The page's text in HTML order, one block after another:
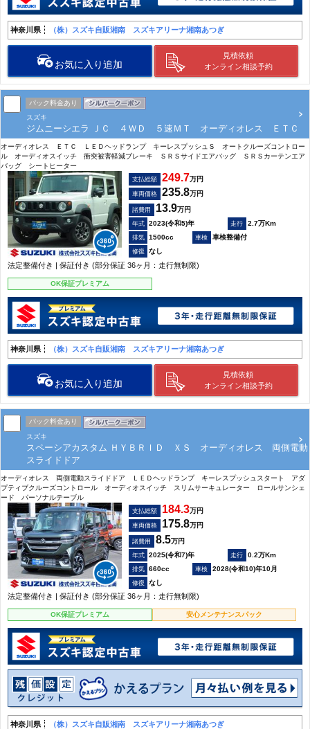
神奈川県 （株）スズキ自販湘南 スズキアリーナ湘南あつぎ
お気に入り追加
見積依頼
オンライン相談予約
パック料金あり
スズキ
ジムニーシエラ ＪＣ ４ＷＤ ５速ＭＴ オーディオレス ＥＴＣ
オーディオレス ＥＴＣ ＬＥＤヘッドランプ キーレスプッシュＳ オートクルーズコントロー
ル オーディオスイッチ 衝突被害軽減ブレーキ ＳＲＳサイドエアバッグ ＳＲＳカーテンエア
バッグ シートヒーター
支払総額 249.7万円
車両価格 235.8万円
諸費用 13.9万円
2023(令和5)年
2.7万Km
1500cc
車検整備付
なし
法定整備付き | 保証付き (部分保証 36ヶ月：走行無制限)
OK保証プレミアム
神奈川県 （株）スズキ自販湘南 スズキアリーナ湘南あつぎ
お気に入り追加
見積依頼
オンライン相談予約
パック料金あり
スズキ
スペーシアカスタム ＨＹＢＲＩＤ ＸＳ オーディオレス 両側電動
スライドドア
オーディオレス 両側電動スライドドア ＬＥＤヘッドランプ キーレスプッシュスタート アダ
プティブクルーズコントロール オーディオスイッチ スリムサーキュレーター ロールサンシェ
ード パーソナルテーブル
支払総額 184.3万円
車両価格 175.8万円
諸費用 8.5万円
2025(令和7)年
0.2万Km
660cc
2028(令和10)年10月
なし
法定整備付き | 保証付き (部分保証 36ヶ月：走行無制限)
OK保証プレミアム 安心メンテナンスパック
神奈川県 （株）スズキ自販湘南 スズキアリーナ湘南あつぎ